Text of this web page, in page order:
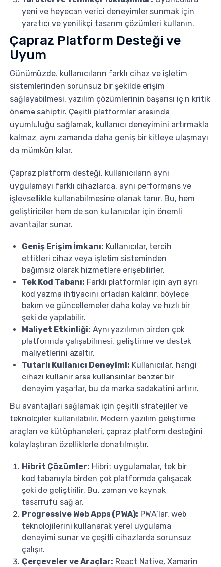
yeni ve heyecan verici deneyimler sunmak için
yaratıcı ve yenilikçi tasarım çözümleri kullanın.
Çapraz Platform Desteği ve
Uyum
Günümüzde, kullanıcıların farklı cihaz ve işletim
sistemlerinden sorunsuz bir şekilde erişim
sağlayabilmesi, yazılım çözümlerinin başarısı için kritik
öneme sahiptir. Çeşitli platformlar arasında
uyumluluğu sağlamak, kullanıcı deneyimini artırmakla
kalmaz, aynı zamanda daha geniş bir kitleye ulaşmayı
da mümkün kılar.
Çapraz platform desteği, kullanıcıların aynı
uygulamayı farklı cihazlarda, aynı performans ve
işlevsellikle kullanabilmesine olanak tanır. Bu, hem
geliştiriciler hem de son kullanıcılar için önemli
avantajlar sunar.
Geniş Erişim İmkanı: Kullanıcılar, tercih
ettikleri cihaz veya işletim sisteminden
bağımsız olarak hizmetlere erişebilirler.
Tek Kod Tabanı: Farklı platformlar için ayrı ayrı
kod yazma ihtiyacını ortadan kaldırır, böylece
bakım ve güncellemeler daha kolay ve hızlı bir
şekilde yapılabilir.
Maliyet Etkinliği: Aynı yazılımın birden çok
platformda çalışabilmesi, geliştirme ve destek
maliyetlerini azaltır.
Tutarlı Kullanıcı Deneyimi: Kullanıcılar, hangi
cihazı kullanırlarsa kullansınlar benzer bir
deneyim yaşarlar, bu da marka sadakatini artırır.
Bu avantajları sağlamak için çeşitli stratejiler ve
teknolojiler kullanılabilir. Modern yazılım geliştirme
araçları ve kütüphaneleri, çapraz platform desteğini
kolaylaştıran özelliklerle donatılmıştır.
Hibrit Çözümler: Hibrit uygulamalar, tek bir
kod tabanıyla birden çok platformda çalışacak
şekilde geliştirilir. Bu, zaman ve kaynak
tasarrufu sağlar.
Progressive Web Apps (PWA): PWA’lar, web
teknolojilerini kullanarak yerel uygulama
deneyimi sunar ve çeşitli cihazlarda sorunsuz
çalışır.
Çerçeveler ve Araçlar: React Native, Xamarin